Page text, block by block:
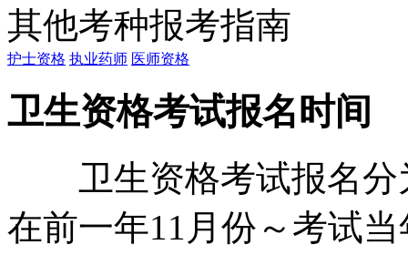
其他考种报考指南
护士资格 执业药师 医师资格
卫生资格考试报名时间
卫生资格考试报名分
在前一年11月份～考试